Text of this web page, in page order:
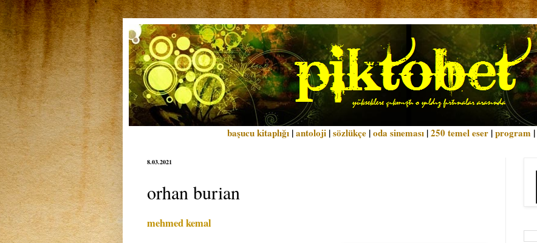
başucu kitaplığı |antoloji |sözlükçe |oda sineması |250 temel eser |program |
8.03.2021
orhan burian
mehmed kemal